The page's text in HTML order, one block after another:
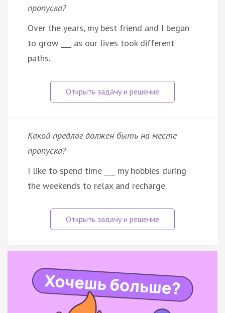
пропуска?
Over the years, my best friend and I began
to grow ___ as our lives took different
paths.
Какой предлог должен быть на месте
пропуска?
I like to spend time ___ my hobbies during
the weekends to relax and recharge.